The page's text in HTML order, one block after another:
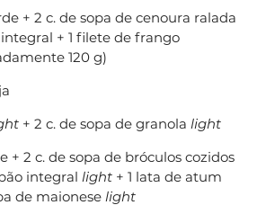
+ 2 c. de sopa de cenoura ralada
+ 1 filete de frango
120 g)
+ 2 c. de sopa de granola light
+ 2 c. de sopa de bróculos cozidos
integral light + 1 lata de atum
de maionese light